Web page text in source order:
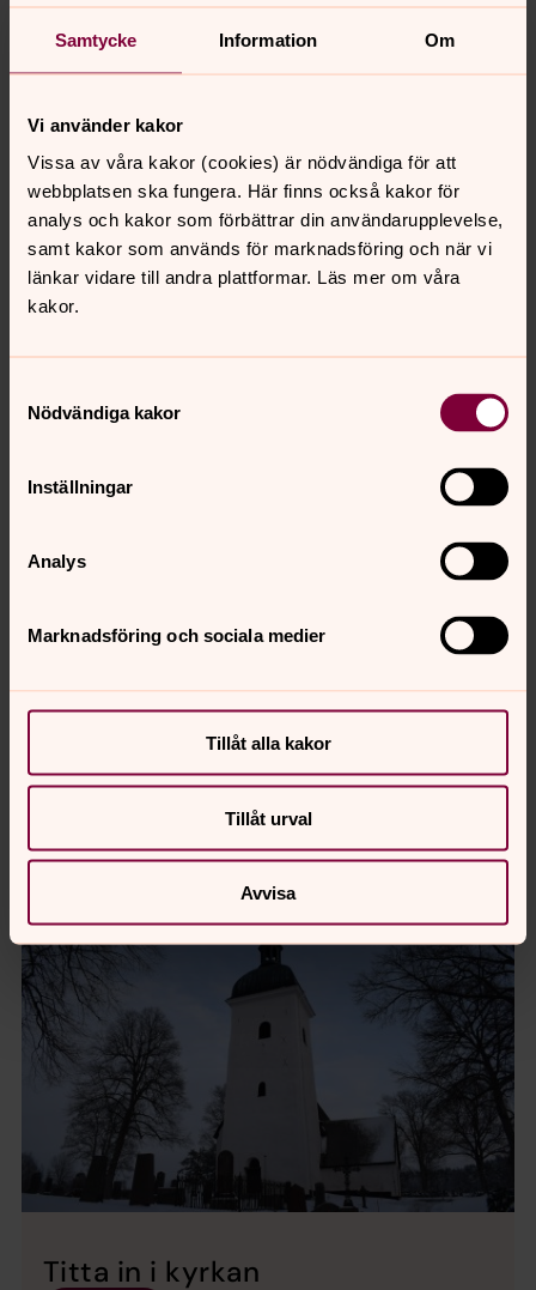
Samtycke Information Om
Vi använder kakor
Vissa av våra kakor (cookies) är nödvändiga för att
webbplatsen ska fungera. Här finns också kakor för
analys och kakor som förbättrar din användarupplevelse,
samt kakor som används för marknadsföring och när vi
länkar vidare till andra plattformar. Läs mer om våra
kakor.
Nödvändiga kakor
Inställningar
Analys
Marknadsföring och sociala medier
Tillåt alla kakor
Tillåt urval
Avvisa
Kyrkogårdsföreståndare, Grödinge församling
Mobil: 073 420 99 65
E-post:jonas.hubner@svenskakyrkan.se
Kyrko - och kyrkogårdsvaktmästare , Grödinge
Mobil:073 375 83 09
Titta in i kyrkan